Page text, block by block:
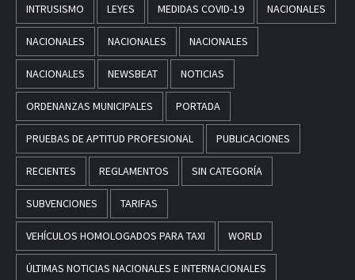
INTRUSISMO LEYES MEDIDAS COVID-19 NACIONALES
NACIONALES NACIONALES NACIONALES
NACIONALES NEWSBEAT NOTICIAS
ORDENANZAS MUNICIPALES PORTADA
PRUEBAS DE APTITUD PROFESIONAL PUBLICACIONES
RECIENTES REGLAMENTOS SIN CATEGORÍA
SUBVENCIONES TARIFAS
VEHÍCULOS HOMOLOGADOS PARA TAXI WORLD
ÚLTIMAS NOTICIAS NACIONALES E INTERNACIONALES